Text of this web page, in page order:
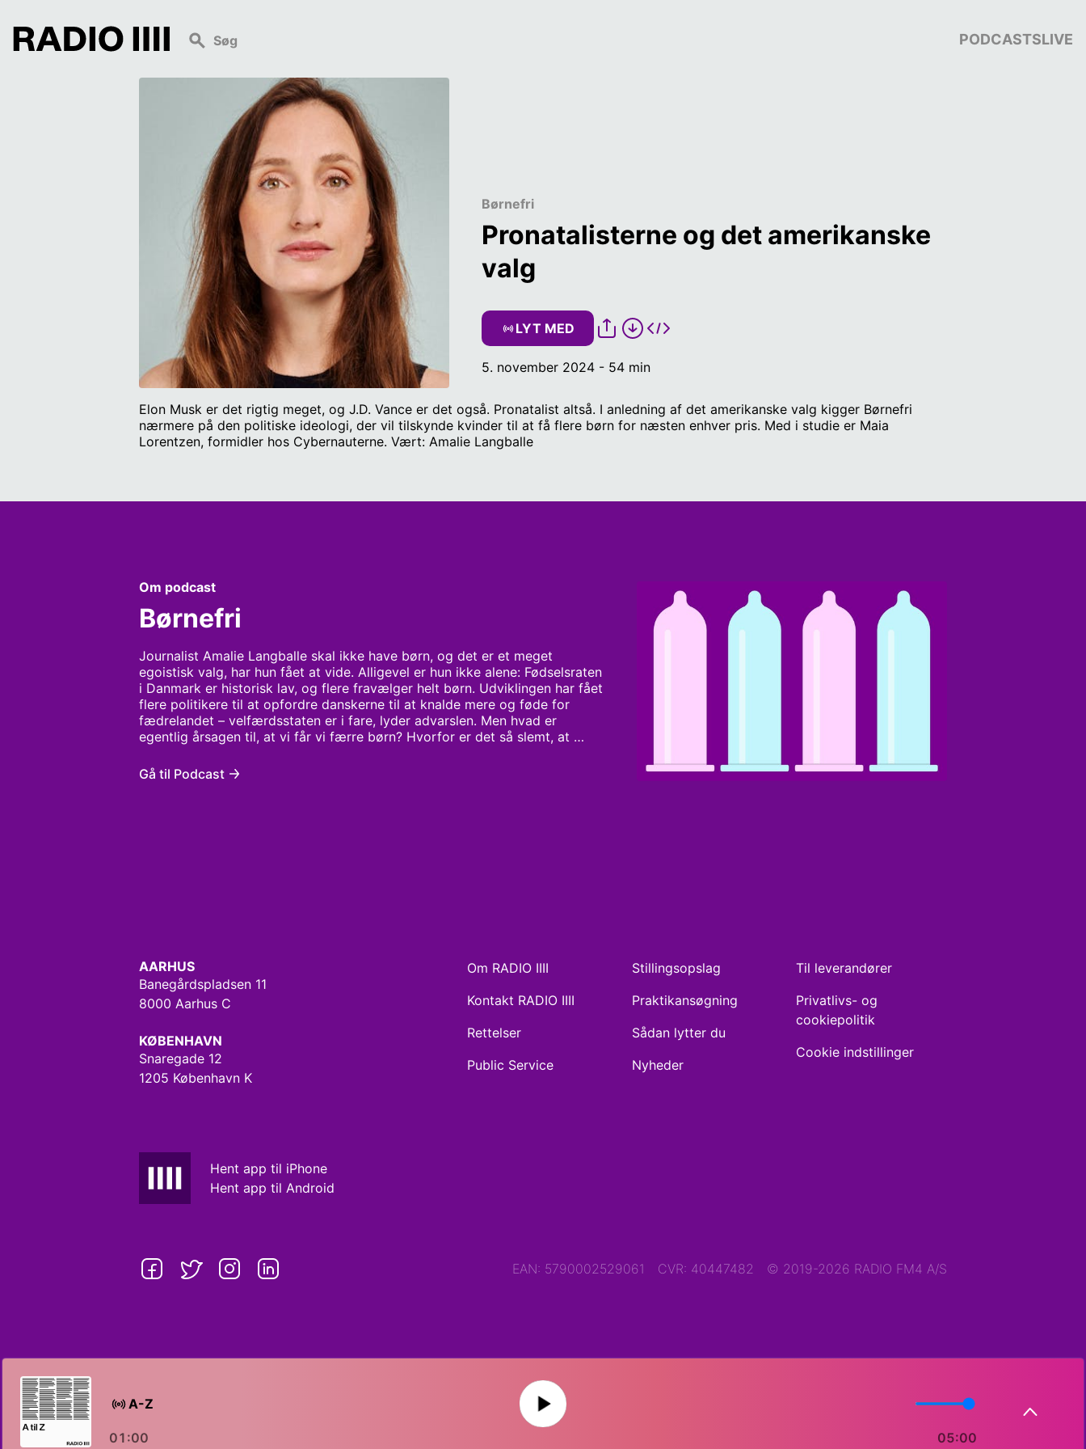
PODCASTSLIVE
Børnefri
Pronatalisterne og det amerikanske
LYT MED
5. november 2024 - 54 min
Elon Musk er det rigtig meget, og J.D. Vance er det også. Pronatalist altså. I anledning af det amerikanske valg kigger Børnefri
nærmere på den politiske ideologi, der vil tilskynde kvinder til at få flere børn for næsten enhver pris. Med i studie er Maia
Lorentzen, formidler hos Cybernauterne. Vært: Amalie Langballe
Om podcast
Børnefri
Journalist Amalie Langballe skal ikke have børn, og det er et meget
egoistisk valg, har hun fået at vide. Alligevel er hun ikke alene: Fødselsraten
i Danmark er historisk lav, og flere fravælger helt børn. Udviklingen har fået
flere politikere til at opfordre danskerne til at knalde mere og føde for
fædrelandet – velfærdsstaten er i fare, lyder advarslen. Men hvad er
egentlig årsagen til, at vi får vi færre børn? Hvorfor er det så slemt, at
vi bliver færre mennesker? I ‘Børnefri’ forsøger Amalie Langballe at finde
Gå til Podcast
AARHUS
Banegårdspladsen 11
8000 Aarhus C
KØBENHAVN
Snaregade 12
1205 København K
Hent app til iPhone
Hent app til Android
Om RADIO IIII
Kontakt RADIO IIII
Rettelser
Public Service
Stillingsopslag
Praktikansøgning
Sådan lytter du
Nyheder
Til leverandører
Privatlivs- og
cookiepolitik
Cookie indstillinger
EAN: 5790002529061 CVR: 40447482 © 2019-2026 RADIO FM4 A/S
A-Z
01:00 05:00